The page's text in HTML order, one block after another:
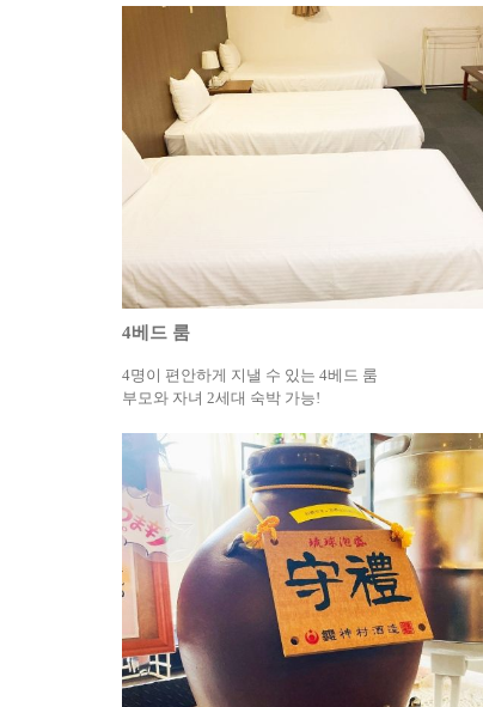
4베드 룸
4명이 편안하게 지낼 수 있는 4베드 룸
부모와 자녀 2세대 숙박 가능!